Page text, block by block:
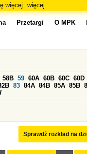
więcej. więcej
Przetargi O MPK
Sprawdź rozkład na
58B 59 60A 60B 60C 60D
83 84A 84B 85A 85B